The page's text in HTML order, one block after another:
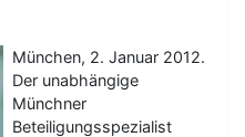
München, 2. Januar 2012.
Der unabhängige
Münchner
Beteiligungsspezialist